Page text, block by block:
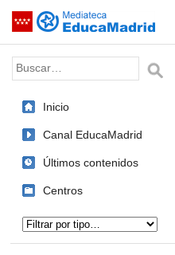
Saltar navegación
Palabra o frase:
Inicio
Canal EducaMadrid
Últimos contenidos
Centros